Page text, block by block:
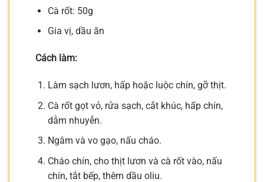
Cà rốt: 50g
Gia vị, dầu ăn
Cách làm:
Làm sạch lươn, hấp hoặc luộc chín, gỡ thịt.
Cà rốt gọt vỏ, rửa sạch, cắt khúc, hấp chín,
dằm nhuyễn.
Ngâm và vo gạo, nấu cháo.
Cháo chín, cho thịt lươn và cà rốt vào, nấu
chín, tắt bếp, thêm dầu oliu.